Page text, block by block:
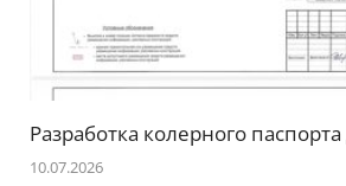
Разработка колерного
10.07.2026